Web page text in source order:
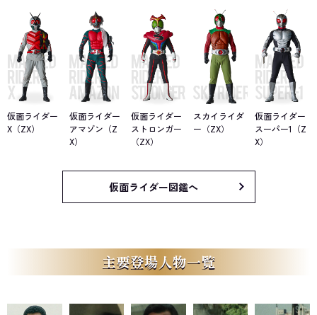
仮面ライダー
X（ZX）
仮面ライダー
アマゾン（Z
X）
仮面ライダー
ストロンガー
（ZX）
スカイライダ
ー（ZX）
仮面ライダー
スーパー1（Z
X）
仮面ライダー図鑑へ
主要登場人物一覧